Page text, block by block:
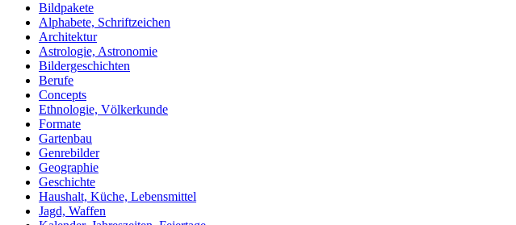
Bildpakete
Alphabete, Schriftzeichen
Architektur
Astrologie, Astronomie
Bildergeschichten
Berufe
Concepts
Ethnologie, Völkerkunde
Formate
Gartenbau
Genrebilder
Geographie
Geschichte
Haushalt, Küche, Lebensmittel
Jagd, Waffen